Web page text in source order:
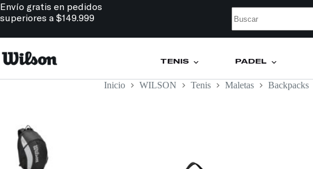
Envío gratis en pedidos
superiores a $149.999
TENIS PÁDEL
Inicio WILSON Tenis Maletas Backpacks